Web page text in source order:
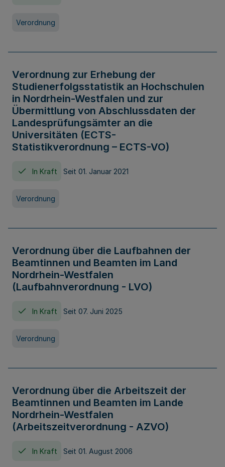
Verordnung
Verordnung zur Erhebung der
Studienerfolgsstatistik an Hochschulen
in Nordrhein-Westfalen und zur
Übermittlung von Abschlussdaten der
Landesprüfungsämter an die
Universitäten (ECTS-
Statistikverordnung – ECTS-VO)
In Kraft Seit 01. Januar 2021
Verordnung
Verordnung über die Laufbahnen der
Beamtinnen und Beamten im Land
Nordrhein-Westfalen
(Laufbahnverordnung - LVO)
In Kraft Seit 07. Juni 2025
Verordnung
Verordnung über die Arbeitszeit der
Beamtinnen und Beamten im Lande
Nordrhein-Westfalen
(Arbeitszeitverordnung - AZVO)
In Kraft Seit 01. August 2006